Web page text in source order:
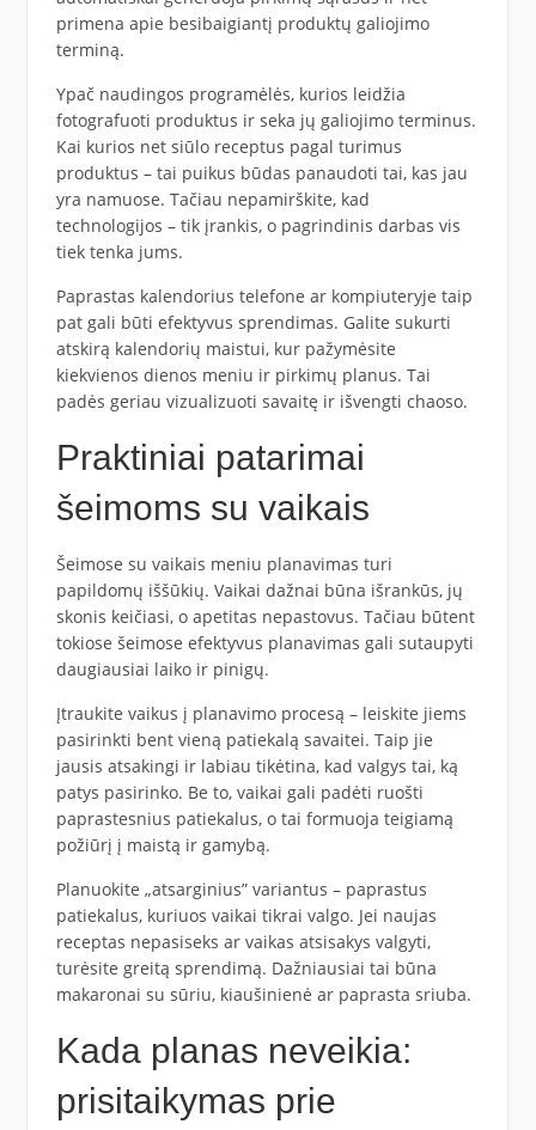
primena apie besibaigiantį produktų galiojimo
terminą.
Ypač naudingos programėlės, kurios leidžia
fotografuoti produktus ir seka jų galiojimo terminus.
Kai kurios net siūlo receptus pagal turimus
produktus – tai puikus būdas panaudoti tai, kas jau
yra namuose. Tačiau nepamirškite, kad
technologijos – tik įrankis, o pagrindinis darbas vis
tiek tenka jums.
Paprastas kalendorius telefone ar kompiuteryje taip
pat gali būti efektyvus sprendimas. Galite sukurti
atskirą kalendorių maistui, kur pažymėsite
kiekvienos dienos meniu ir pirkimų planus. Tai
padės geriau vizualizuoti savaitę ir išvengti chaoso.
Praktiniai patarimai
šeimoms su vaikais
Šeimose su vaikais meniu planavimas turi
papildomų iššūkių. Vaikai dažnai būna išrankūs, jų
skonis keičiasi, o apetitas nepastovus. Tačiau būtent
tokiose šeimose efektyvus planavimas gali sutaupyti
daugiausiai laiko ir pinigų.
Įtraukite vaikus į planavimo procesą – leiskite jiems
pasirinkti bent vieną patiekalą savaitei. Taip jie
jausis atsakingi ir labiau tikėtina, kad valgys tai, ką
patys pasirinko. Be to, vaikai gali padėti ruošti
paprastesnius patiekalus, o tai formuoja teigiamą
požiūrį į maistą ir gamybą.
Planuokite „atsarginius” variantus – paprastus
patiekalus, kuriuos vaikai tikrai valgo. Jei naujas
receptas nepasiseks ar vaikas atsisakys valgyti,
turėsite greitą sprendimą. Dažniausiai tai būna
makaronai su sūriu, kiaušinienė ar paprasta sriuba.
Kada planas neveikia:
prisitaikymas prie